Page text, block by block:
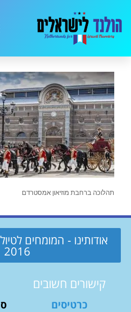
תהלוכה ברחבת מוזיאון אמסטרדם
אודותינו - המומחים
2016
קישורים חשובים
כרטיסים